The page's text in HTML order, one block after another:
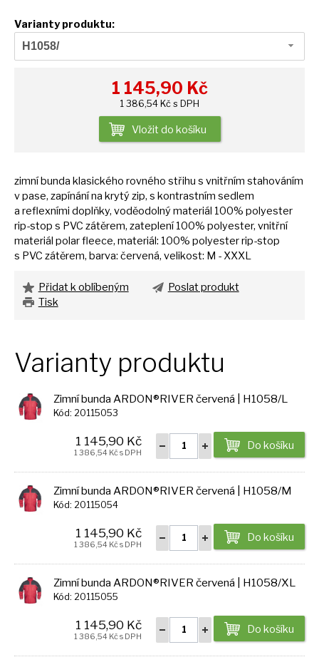
Varianty produktu:
H1058/
1 145,90 Kč
1 386,54 Kč s DPH
Vložit do košíku
zimní bunda klasického rovného střihu s vnitřním stahováním
vpase, zapínánína krytý zip, s kontrastním sedlem
a reflexními doplňky, voděodolný materiál 100% polyester
rip-stop s PVC zátěrem, zateplení 100% polyester, vnitřní
materiál polar fleece, materiál: 100% polyester rip-stop
s PVC zátěrem, barva: červená, velikost: M - XXXL
Přidat k oblíbeným
Poslat produkt
Tisk
Varianty produktu
Zimní bunda ARDON®RIVER červená | H1058/L
Kód: 20115053
Do košíku
1 145,90 Kč
1 386,54 Kč s DPH
Zimní bunda ARDON®RIVER červená | H1058/M
Kód: 20115054
Do košíku
1 145,90 Kč
1 386,54 Kč s DPH
Zimní bunda ARDON®RIVER červená | H1058/XL
Kód: 20115055
Do košíku
1 145,90 Kč
1 386,54 Kč s DPH